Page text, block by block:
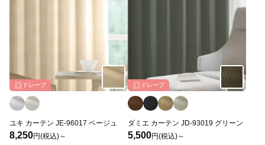
ドレープ
ユキ カーテン JE-96017 ベージュ
8,250円(税込)～
ドレープ
ダミエ カーテン JD-93019 グリーン
5,500円(税込)～